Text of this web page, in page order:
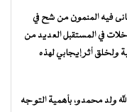
فيه المنمون من شح في
في المستقبل العديد من
ولخلق أثر إيجابي لهذه
ولد محمدو، بأهمية التوجه